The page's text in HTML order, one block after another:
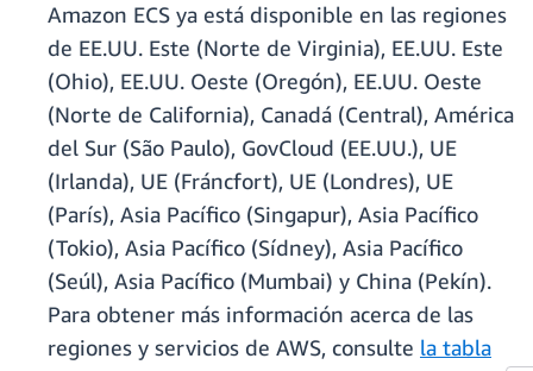
Amazon ECS ya está disponible en las regiones
de EE.UU. Este (Norte de Virginia), EE.UU. Este
(Ohio), EE.UU. Oeste (Oregón), EE.UU. Oeste
(Norte de California), Canadá (Central), América
del Sur (São Paulo), GovCloud (EE.UU.), UE
(Irlanda), UE (Fráncfort), UE (Londres), UE
(París), Asia Pacífico (Singapur), Asia Pacífico
(Tokio), Asia Pacífico (Sídney), Asia Pacífico
(Seúl), Asia Pacífico (Mumbai) y China (Pekín).
Para obtener más información acerca de las
regiones y servicios de AWS, consulte la tabla